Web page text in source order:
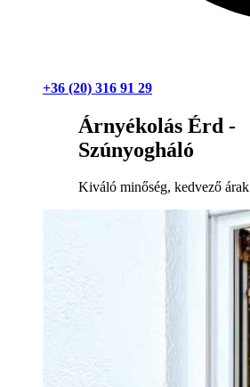
+36 (20) 316 91 29
Árnyékolás Érd -
Szúnyogháló
Kiváló minőség, kedvező árak